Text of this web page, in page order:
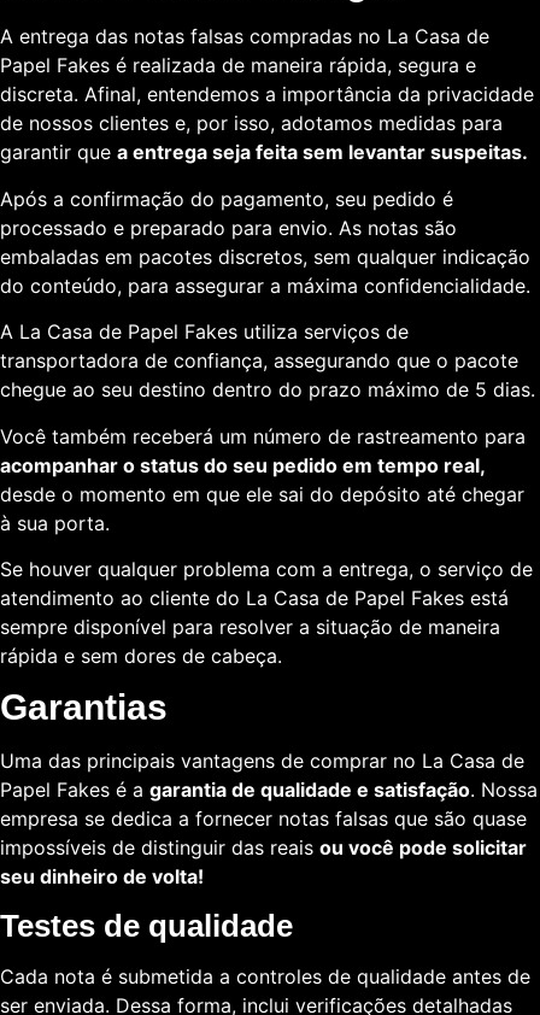
A entrega das notas falsas compradas no La Casa de
Papel Fakes é realizada de maneira rápida, segura e
discreta. Afinal, entendemos a importância da privacidade
de nossos clientes e, por isso, adotamos medidas para
garantir que a entrega seja feita sem levantar suspeitas.
Após a confirmação do pagamento, seu pedido é
processado e preparado para envio. As notas são
embaladas em pacotes discretos, sem qualquer indicação
do conteúdo, para assegurar a máxima confidencialidade.
A La Casa de Papel Fakes utiliza serviços de
transportadora de confiança, assegurando que o pacote
chegue ao seu destino dentro do prazo máximo de 5 dias.
Você também receberá um número de rastreamento para
acompanhar o status do seu pedido em tempo real,
desde o momento em que ele sai do depósito até chegar
à sua porta.
Se houver qualquer problema com a entrega, o serviço de
atendimento ao cliente do La Casa de Papel Fakes está
sempre disponível para resolver a situação de maneira
rápida e sem dores de cabeça.
Garantias
Uma das principais vantagens de comprar no La Casa de
Papel Fakes é a garantia de qualidade e satisfação. Nossa
empresa se dedica a fornecer notas falsas que são quase
impossíveis de distinguir das reais ou você pode solicitar
seu dinheiro de volta!
Testes de qualidade
Cada nota é submetida a controles de qualidade antes de
ser enviada. Dessa forma, inclui verificações detalhadas